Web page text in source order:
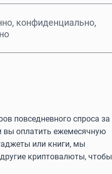
конфиденциально,
повседневного спроса за
вы оплатить ежемесячную
или книги, мы
криптовалюты, чтобы